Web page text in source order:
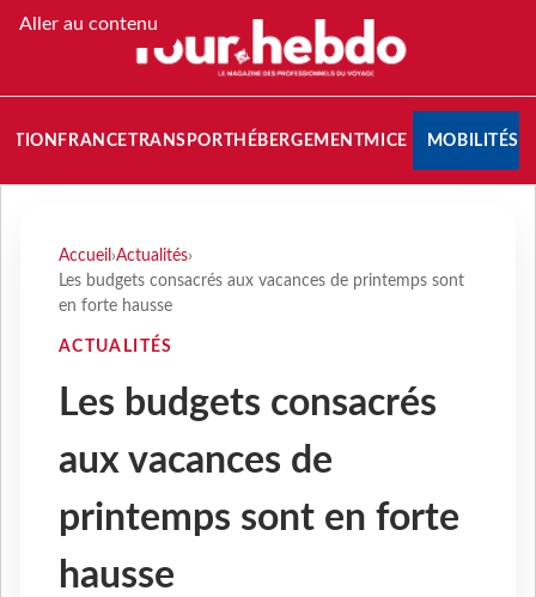
Aller au contenu
FRANCETRANSPORT HÉBERGEMENTMICE MOBILITÉS
Accueil ›Actualités›
Les budgets consacrés aux vacances de printemps sont
en forte hausse
ACTUALITÉS
Les budgets consacrés
aux vacances de
printemps sont en forte
hausse